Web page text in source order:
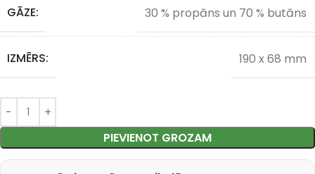
GĀZE: 30 % propāns un 70 % butāns
IZMĒRS: 190 x 68 mm
PIEVIENOT GROZAM